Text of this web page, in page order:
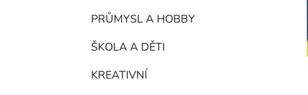
PRŮMYSL A HOBBY
ŠKOLA A DĚTI
KREATIVNÍ